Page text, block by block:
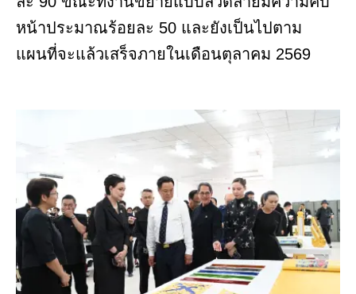
หน้าประมาณร้อยละ 50 และยังเป็นไปตาม
แผนที่จะแล้วเสร็จภายในเดือนตุลาคม 2569